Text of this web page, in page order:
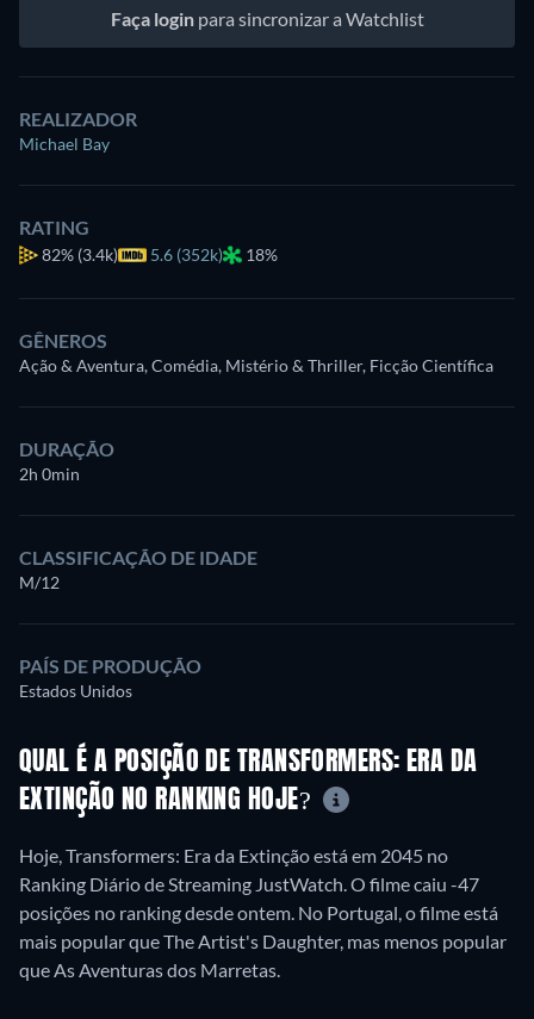
Faça loginpara sincronizar a Watchlist
REALIZADOR
Michael Bay
RATING
82% (3.4k) 5.6 (352k) 18%
GÊNEROS
Ação & Aventura, Comédia, Mistério & Thriller, Ficção Científica
DURAÇÃO
2h 0min
CLASSIFICAÇÃO DE IDADE
M/12
PAÍS DE PRODUÇÃO
Estados Unidos
QUAL É A POSIÇÃO DE TRANSFORMERS: ERA DA
EXTINÇÃO NO RANKING HOJE?
Hoje, Transformers: Era da Extinção está em 2045 no
Ranking Diário de Streaming JustWatch. O filme caiu -47
posições no ranking desde ontem. No Portugal, o filme está
mais popular que The Artist's Daughter, mas menos popular
que As Aventuras dos Marretas.